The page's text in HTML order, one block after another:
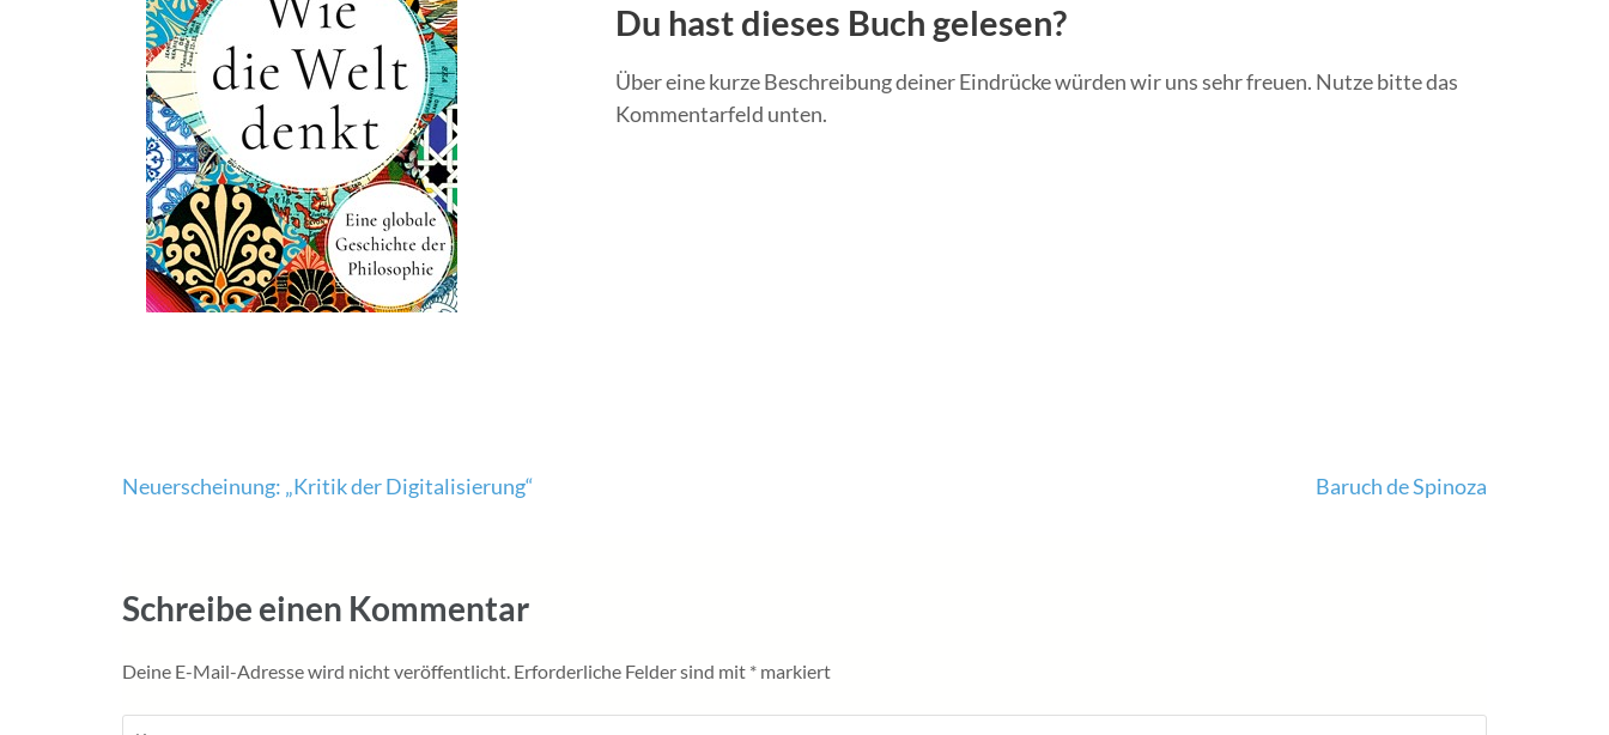
Du hast dieses Buch gelesen?
Über eine kurze Beschreibung deiner Eindrücke würden wir uns sehr freuen. Nutze bitte das
Kommentarfeld unten.
Beitragsnavigation
Neuerscheinung: „Kritik der Digitalisierung“ Baruch de Spinoza
Schreibe einen Kommentar
Deine E-Mail-Adresse wird nicht veröffentlicht. Erforderliche Felder sind mit * markiert